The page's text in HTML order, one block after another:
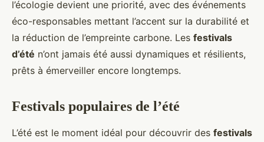
l’écologie devient une priorité, avec des événements
éco-responsables mettant l’accent sur la durabilité et
la réduction de l’empreinte carbone. Les festivals
d’été n’ont jamais été aussi dynamiques et résilients,
prêts à émerveiller encore longtemps.
Festivals populaires de l’été
L’été est le moment idéal pour découvrir des festivals